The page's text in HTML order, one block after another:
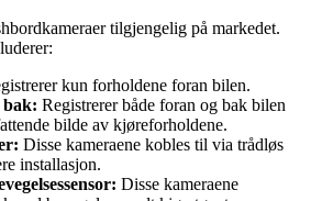
tilgjengelig på markedet.
kun forholdene foran bilen.
bak: Registrerer både foran og bak bilen
bilde av kjøreforholdene.
Disse kameraene kobles til via trådløs
installasjon.
Disse kameraene